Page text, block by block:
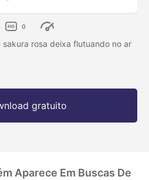
0
rosa deixa flutuando no ar
gratuito
Aparece Em Buscas De